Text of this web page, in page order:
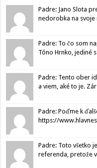
Padre: Jano Slota
nedorobka na svoje
Padre: To čo som
Tóno Hrnko, jediné
Padre: Tento ober
a viem, aké to je.
Padre: Poďme k
https://
Padre: Toto všetko
referenda, pretože